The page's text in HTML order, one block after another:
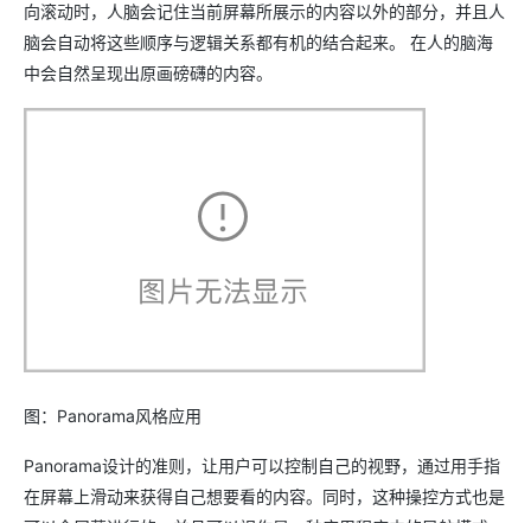
向滚动时，人脑会记住当前屏幕所展示的内容以外的部分，并且人
脑会自动将这些顺序与逻辑关系都有机的结合起来。 在人的脑海
中会自然呈现出原画磅礴的内容。
图：Panorama风格应用
Panorama设计的准则，让用户可以控制自己的视野，通过用手指
在屏幕上滑动来获得自己想要看的内容。同时，这种操控方式也是